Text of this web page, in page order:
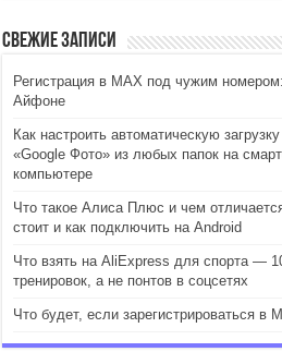
Свежие записи
Регистрация в MAX под чужим
Айфоне
Как настроить автоматическую
«Google Фото» из любых папок на
компьютере
Что такое Алиса Плюс и чем
стоит и как подключить на Android
Что взять на AliExpress для спорта —
тренировок, а не понтов в соцсетях
Что будет, если зарегистрироваться в